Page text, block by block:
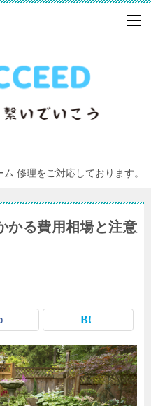
修理をご対応しております。
かる費用相場と注意